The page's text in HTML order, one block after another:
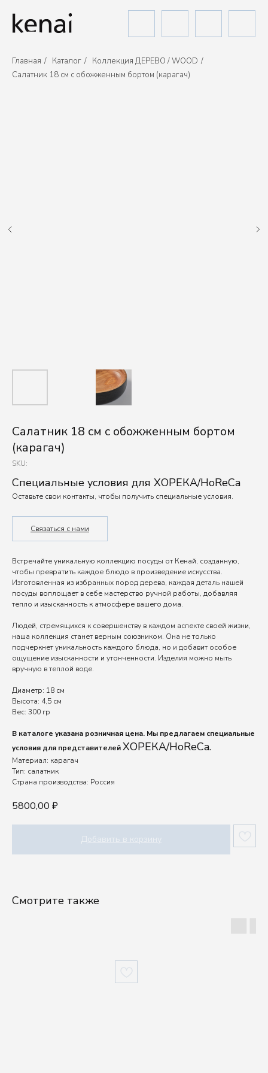
Главная / Каталог / Коллекция ДЕРЕВО / WOOD /
Салатник 18 см с обожженным бортом (карагач)
Салатник 18 см с обожженным бортом
(карагач)
SKU:
5800,00 ₽
Добавить в корзину
Специальные условия для ХОРЕКА/HoReCa
Оставьте свои контакты, чтобы получить специальные условия.
Связаться с нами
Встречайте уникальную коллекцию посуды от Кенай, созданную,
чтобы превратить каждое блюдо в произведение искусства.
Изготовленная из избранных пород дерева, каждая деталь нашей
посуды воплощает в себе мастерство ручной работы, добавляя
тепло и изысканность к атмосфере вашего дома.
Людей, стремящихся к совершенству в каждом аспекте своей жизни,
наша коллекция станет верным союзником. Она не только
подчеркнет уникальность каждого блюда, но и добавит особое
ощущение изысканности и утонченности. Изделия можно мыть
вручную в теплой воде.
Диаметр: 18 см
Высота: 4,5 см
Вес: 300 гр
В каталоге указана розничная цена. Мы предлагаем специальные
условия для представителейХОРЕКА/HoReCa.
Материал: карагач
Тип: салатник
Страна производства: Россия
Смотрите также